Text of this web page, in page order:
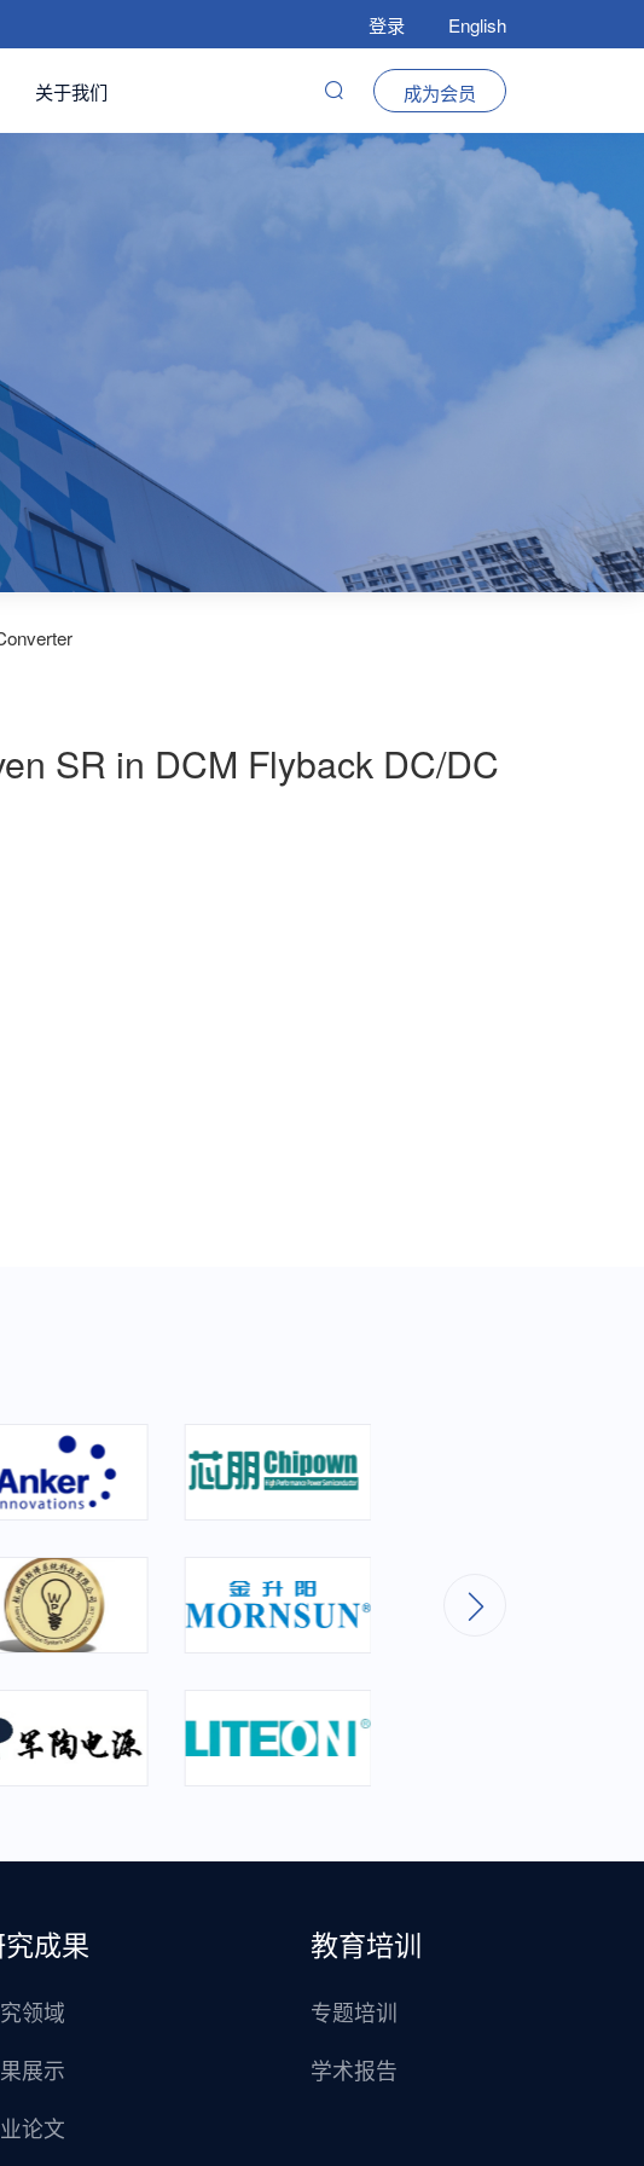
登录 English
关于我们 成为会员
SR in DCM Flyback DC/DC
成果
领域
展示
论文
教育培训
专题培训
学术报告